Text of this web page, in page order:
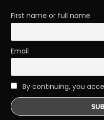
First name or full name
Email
By continuing, you